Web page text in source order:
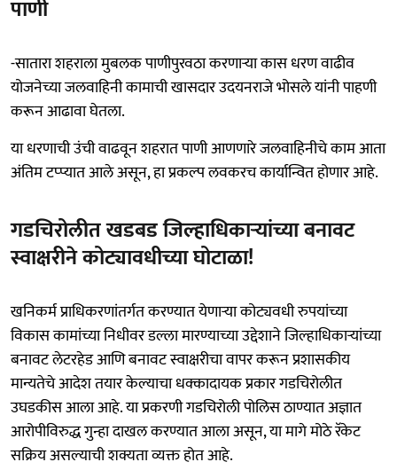
पाणी
-सातारा शहराला मुबलक पाणीपुरवठा करणाऱ्या कास धरण वाढीव
योजनेच्या जलवाहिनी कामाची खासदार उदयनराजे भोसले यांनी पाहणी
करून आढावा घेतला.
या धरणाची उंची वाढवून शहरात पाणी आणणारे जलवाहिनीचे काम आता
अंतिम टप्प्यात आले असून, हा प्रकल्प लवकरच कार्यान्वित होणार आहे.
गडचिरोलीत खडबड जिल्हाधिकाऱ्यांच्या बनावट
स्वाक्षरीने कोट्यावधीच्या घोटाळा!
खनिकर्म प्राधिकरणांतर्गत करण्यात येणाऱ्या कोट्यवधी रुपयांच्या
विकास कामांच्या निधीवर डल्ला मारण्याच्या उद्देशाने जिल्हाधिकाऱ्यांच्या
बनावट लेटरहेड आणि बनावट स्वाक्षरीचा वापर करून प्रशासकीय
मान्यतेचे आदेश तयार केल्याचा धक्कादायक प्रकार गडचिरोलीत
उघडकीस आला आहे. या प्रकरणी गडचिरोली पोलिस ठाण्यात अज्ञात
आरोपीविरुद्ध गुन्हा दाखल करण्यात आला असून, या मागे मोठे रॅकेट
सक्रिय असल्याची शक्यता व्यक्त होत आहे.